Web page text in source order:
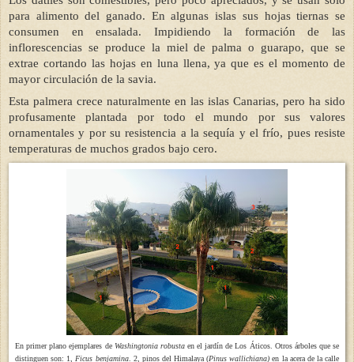
para alimento del ganado. En algunas islas sus hojas tiernas se
consumen en ensalada. Impidiendo la formación de las
inflorescencias se produce la miel de palma o guarapo, que se
extrae cortando las hojas en luna llena, ya que es el momento de
mayor circulación de la savia.
Esta palmera crece naturalmente en las islas Canarias, pero ha sido
profusamente plantada por todo el mundo por sus valores
ornamentales y por su resistencia a la sequía y el frío, pues resiste
temperaturas de muchos grados bajo cero.
En primer plano ejemplares de Washingtonia robustaen el jardín de Los Áticos. Otros árboles que se
distinguen son: 1,Ficus benjamina. 2, pinos del Himalaya (Pinus wallichiana) en la acera de la calle